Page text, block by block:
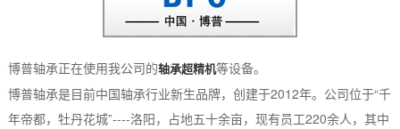
博普轴承正在使用我公司的轴承超精机等设备。
博普轴承是目前中国轴承行业新生品牌，创建于2012年。公司位于“千
年帝都，牡丹花城”----洛阳，占地五十余亩，现有员工220余人，其中